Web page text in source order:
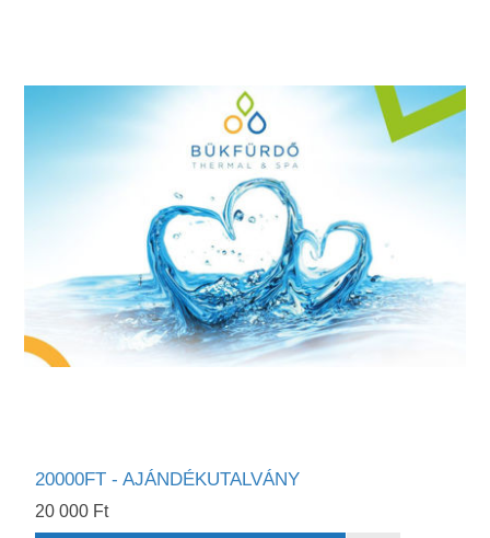
20000FT - AJÁNDÉKUTALVÁNY
20 000 Ft